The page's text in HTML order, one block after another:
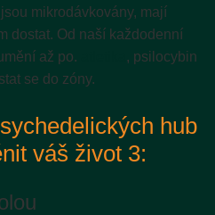
mikrodávkovány, mají
dostat. Od naší každodenní
až po.
, psilocybin
se do zóny.
hub
váš život 3: